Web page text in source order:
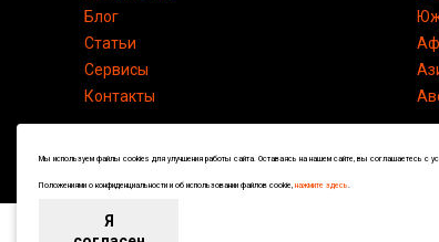
Блог
Статьи
Сервисы
Контакты
Мы используем файлы cookies для улучшения работы сайта. Оставаясь на нашем сайте, вы соглашаетесь с
Положениями о конфиденциальности и об использовании файлов cookie, нажмите здесь.
Я